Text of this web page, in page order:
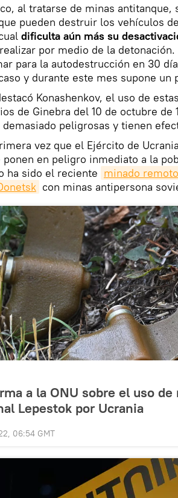
al tratarse de minas antitanque,
pueden destruir los vehículos
dificulta aún más su
por medio de la
para la autodestrucción en 30
y durante este mes supone
Konashenkov, el uso de
de Ginebra del 10 de octubre de
demasiado peligrosas y tienen
vez que el Ejército de
ponen en peligro inmediato a la
ha sido el reciente minado
con minas antipersona
a la ONU sobre el uso de
Lepestok por Ucrania
06:54 GMT